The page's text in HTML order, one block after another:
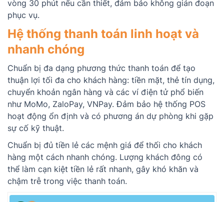
vòng 30 phút nếu cần thiết, đảm bảo không gián đoạn
phục vụ.
Hệ thống thanh toán linh hoạt và
nhanh chóng
Chuẩn bị đa dạng phương thức thanh toán để tạo
thuận lợi tối đa cho khách hàng: tiền mặt, thẻ tín dụng,
chuyển khoản ngân hàng và các ví điện tử phổ biến
như MoMo, ZaloPay, VNPay. Đảm bảo hệ thống POS
hoạt động ổn định và có phương án dự phòng khi gặp
sự cố kỹ thuật.
Chuẩn bị đủ tiền lẻ các mệnh giá để thối cho khách
hàng một cách nhanh chóng. Lượng khách đông có
thể làm cạn kiệt tiền lẻ rất nhanh, gây khó khăn và
chậm trễ trong việc thanh toán.